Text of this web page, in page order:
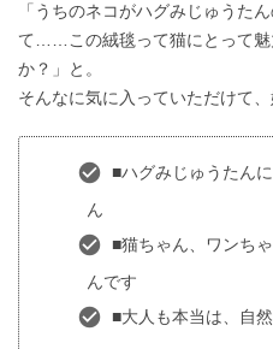
「うちのネコがハグみじゅうた
て……この絨毯って猫にとって魅
か？」と。
そんなに気に入っていただけて、
■ハグみじゅうたん
ん
■猫ちゃん、ワンち
んです
■大人も本当は、自